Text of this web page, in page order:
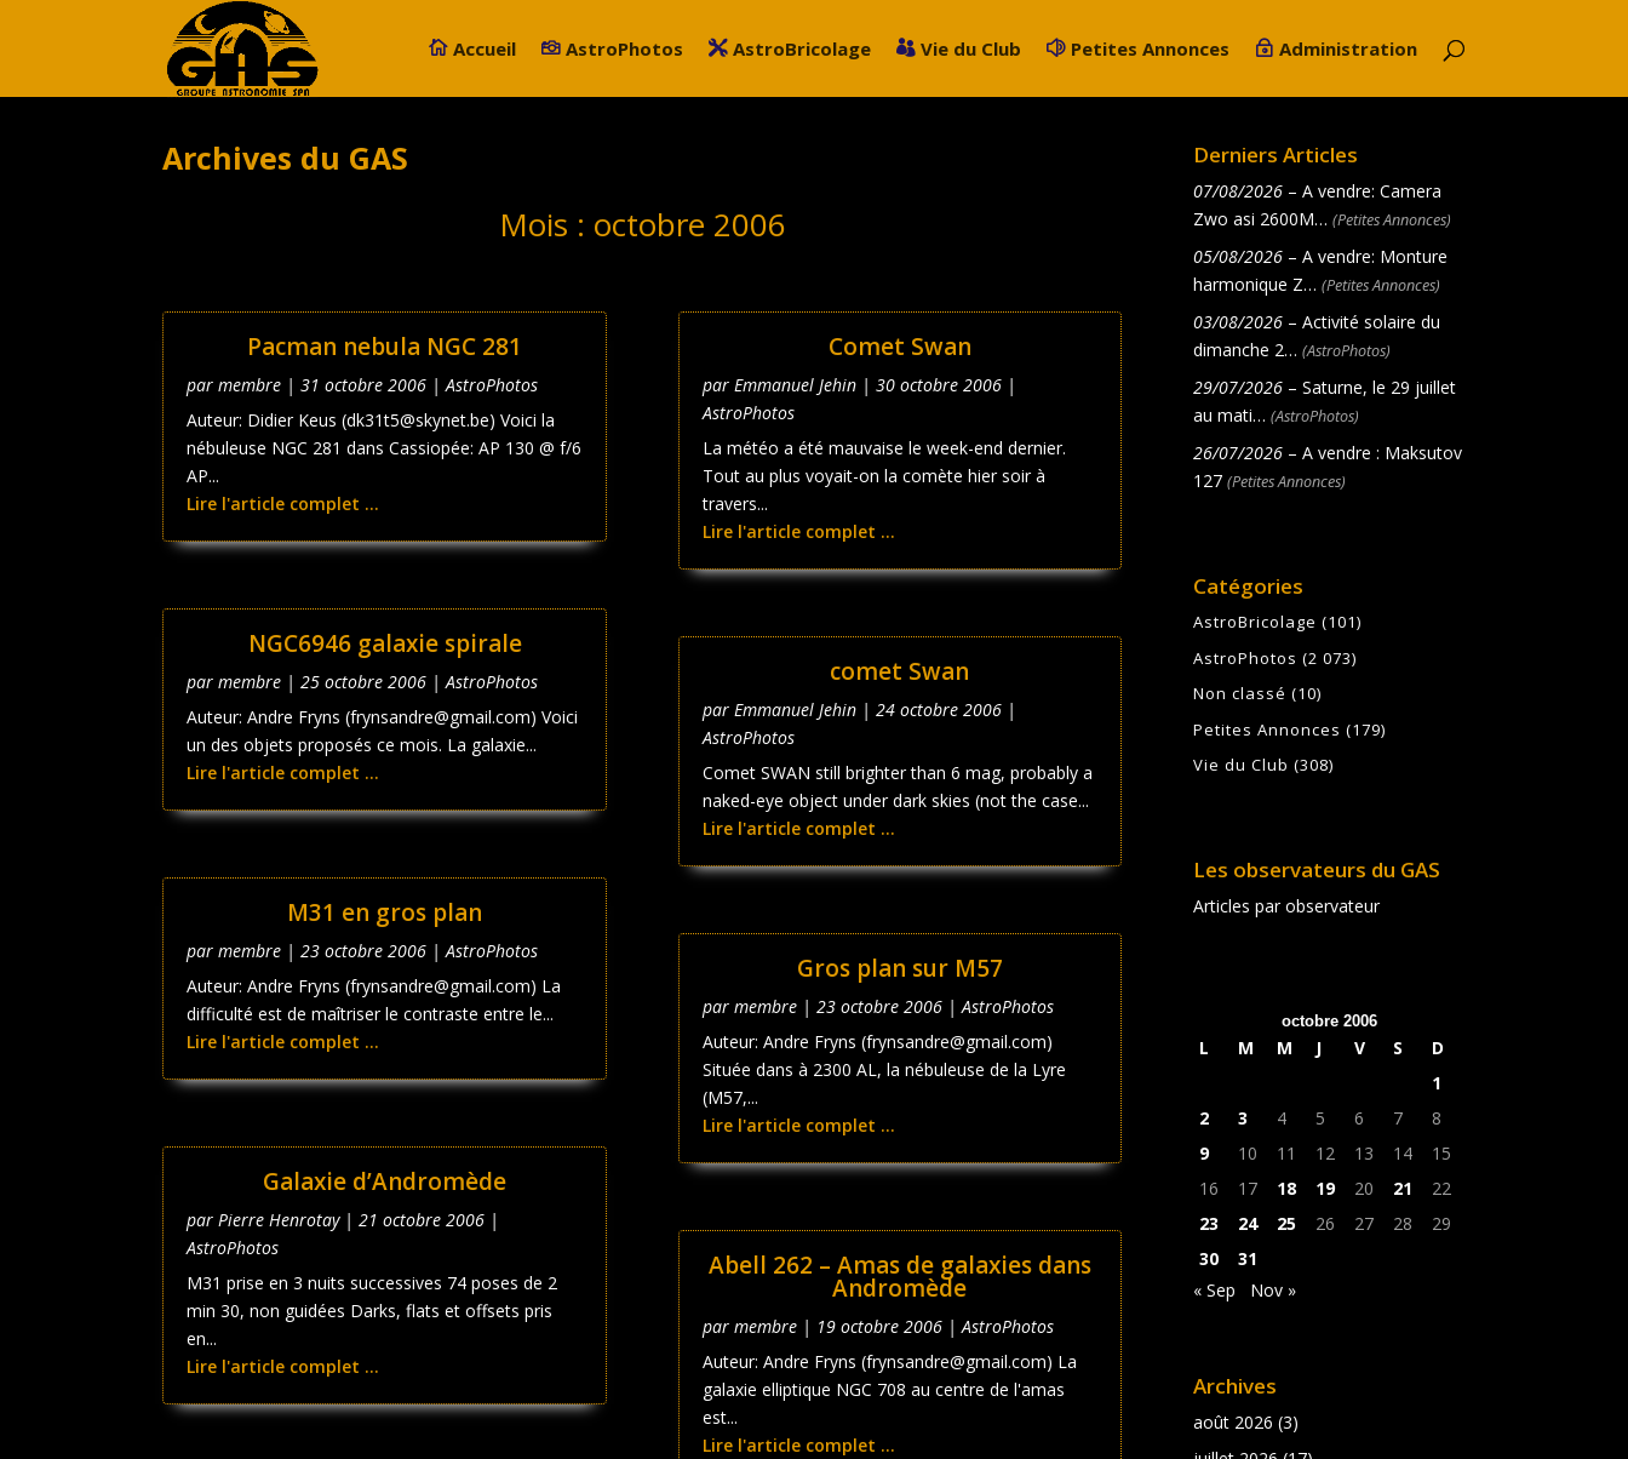
Accueil AstroPhotos AstroBricolage Vie du Club Petites Annonces Administration
Archives du GAS
Mois : octobre 2006
Pacman nebula NGC 281
parmembre |31 octobre 2006 |AstroPhotos
Auteur: Didier Keus (dk31t5@skynet.be) Voici la
nébuleuse NGC 281 dans Cassiopée: AP 130 @ f/6
AP...
Lire l'article complet ...
NGC6946 galaxie spirale
parmembre |25 octobre 2006 |AstroPhotos
Auteur: Andre Fryns (frynsandre@gmail.com) Voici
un des objets proposés ce mois. La galaxie...
Lire l'article complet ...
M31 en gros plan
parmembre |23 octobre 2006 |AstroPhotos
Auteur: Andre Fryns (frynsandre@gmail.com) La
difficulté est de maîtriser le contraste entre le...
Lire l'article complet ...
Galaxie d’Andromède
par Pierre Henrotay|21 octobre 2006 |
AstroPhotos
M31 prise en 3 nuits successives 74 poses de 2
min 30, non guidées Darks, flats et offsets pris
en...
Lire l'article complet ...
Comet Swan
par Emmanuel Jehin| 30 octobre 2006|
AstroPhotos
La météo a été mauvaise le week-end dernier.
Tout au plus voyait-on la comète hier soir à
travers...
Lire l'article complet ...
comet Swan
par Emmanuel Jehin| 24 octobre 2006|
AstroPhotos
Comet SWAN still brighter than 6 mag, probably a
naked-eye object under dark skies (not the case...
Lire l'article complet ...
Gros plan sur M57
par membre| 23 octobre 2006|AstroPhotos
Auteur: Andre Fryns (frynsandre@gmail.com)
Située dans à 2300 AL, la nébuleuse de la Lyre
(M57,...
Lire l'article complet ...
Abell 262 – Amas de galaxies dans
Andromède
par membre| 19 octobre 2006| AstroPhotos
Auteur: Andre Fryns (frynsandre@gmail.com) La
galaxie elliptique NGC 708 au centre de l'amas
est...
Lire l'article complet ...
Derniers Articles
07/08/2026 – A vendre: Camera
Zwo asi 2600M… (Petites Annonces)
05/08/2026 – A vendre: Monture
harmonique Z… (Petites Annonces)
03/08/2026 – Activité solaire du
dimanche 2… (AstroPhotos)
29/07/2026 – Saturne, le 29 juillet
au mati… (AstroPhotos)
26/07/2026 – A vendre : Maksutov
127 (Petites Annonces)
Catégories
AstroBricolage (101)
AstroPhotos (2 073)
Non classé (10)
Petites Annonces (179)
Vie du Club (308)
Les observateurs du GAS
Articles par observateur
octobre 2006
L M M J V S
D
1
2
3 4 5 6 7
8
9
10 11 12 13 14
15
16
17 18 19 20 21
22
23
24 25 26 27 28
29
30
31
« Sep
Nov »
Archives
août 2026 (3)